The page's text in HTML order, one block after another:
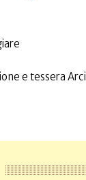
e tessera Arci